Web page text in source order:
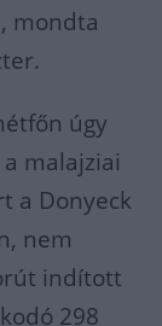
mondta
úgy
malajziai
a Donyeck
nem
indított
298